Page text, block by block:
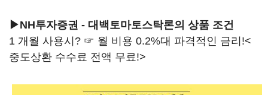
▶NH투자증권 - 대백토마토스탁론의 상품 조건
1 개월 사용시? ☞ 월 비용 0.2%대 파격적인 금리!<
중도상환 수수료 전액 무료!>